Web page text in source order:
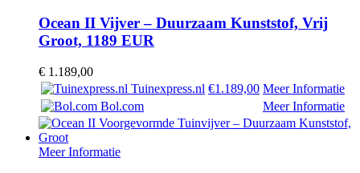
Ocean II Vijver – Duurzaam Kunststof, Vrij
Groot, 1189 EUR
€ 1.189,00
Tuinexpress.nl €1.189,00 Meer Informatie
Bol.com
Meer Informatie
Meer Informatie